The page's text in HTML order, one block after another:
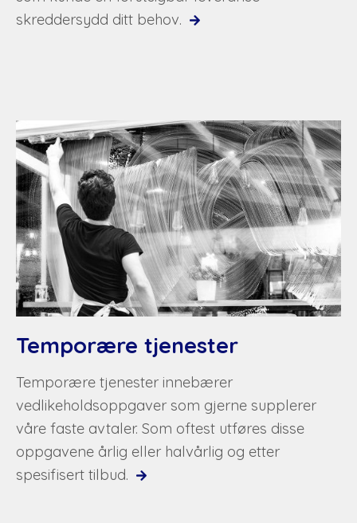
skreddersydd ditt behov.
Temporære tjenester
Temporære tjenester innebærer
vedlikeholdsoppgaver som gjerne supplerer
våre faste avtaler. Som oftest utføres disse
oppgavene årlig eller halvårlig og etter
spesifisert tilbud.